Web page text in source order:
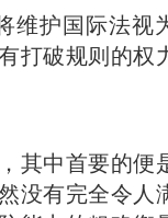
维护国际法视
打破规则的权
其中首要的便
没有完全令人